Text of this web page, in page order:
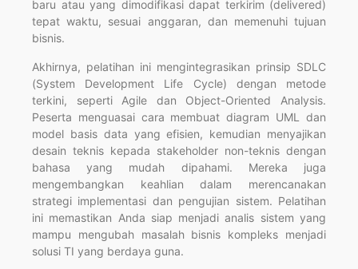
baru atau yang dimodifikasi dapat terkirim (delivered)
tepat waktu, sesuai anggaran, dan memenuhi tujuan
bisnis.
Akhirnya, pelatihan ini mengintegrasikan prinsip SDLC
(System Development Life Cycle) dengan metode
terkini, seperti Agile dan Object-Oriented Analysis.
Peserta menguasai cara membuat diagram UML dan
model basis data yang efisien, kemudian menyajikan
desain teknis kepada stakeholder non-teknis dengan
bahasa yang mudah dipahami. Mereka juga
mengembangkan keahlian dalam merencanakan
strategi implementasi dan pengujian sistem. Pelatihan
ini memastikan Anda siap menjadi analis sistem yang
mampu mengubah masalah bisnis kompleks menjadi
solusi TI yang berdaya guna.